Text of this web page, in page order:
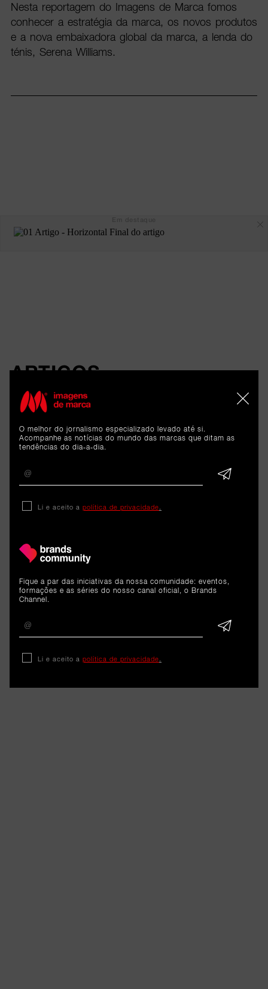
Nesta reportagem do Imagens de Marca fomos
conhecer a estratégia da marca, os novos produtos
e a nova embaixadora global da marca, a lenda do
ténis, Serena Williams.
ARTIGOS
RELACIONADOS
Reportagem
Tally: O futuro da
contabilidade confiado à A.I.
O melhor do jornalismo especializado levado até si.
Acompanhe as notícias do mundo das marcas que ditam as
tendências do dia-a-dia.
Li e aceito a política de privacidade
Fique a par das iniciativas da nossa comunidade: eventos,
formações e as séries do nosso canal oficial, o Brands
Channel.
Li e aceito a política de privacidade